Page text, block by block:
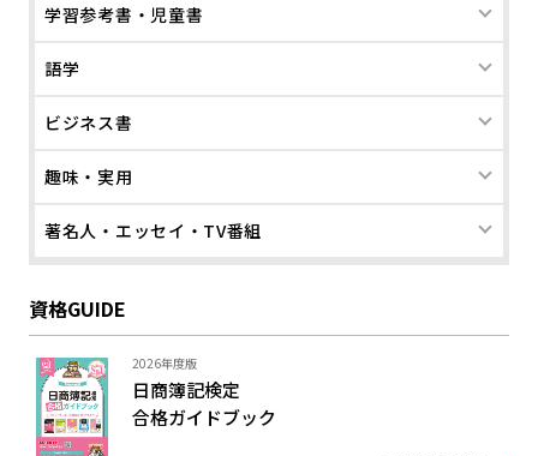
学習参考書・児童書
語学
ビジネス書
趣味・実用
著名人・エッセイ・TV番組
資格GUIDE
2026年度版
日商簿記検定
合格ガイドブック